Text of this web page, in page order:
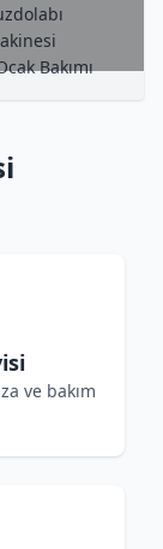
Bakımı
ve bakım